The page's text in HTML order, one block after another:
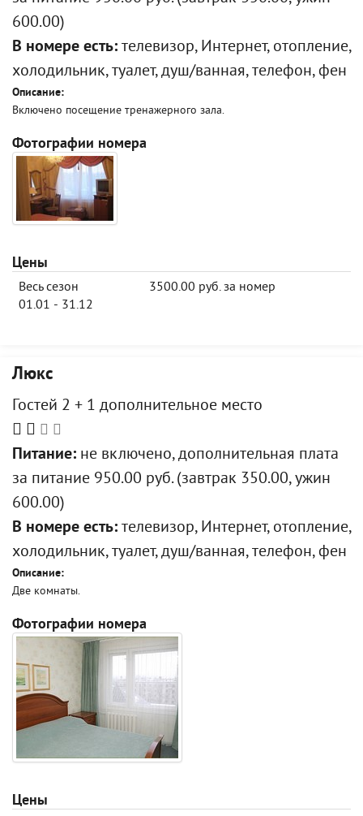
600.00)
В номере есть: телевизор, Интернет, отопление,
холодильник, туалет, душ/ванная, телефон, фен
Описание:
Включено посещение тренажерного зала.
Фотографии номера
Цены
Весь сезон
01.01 - 31.12
3500.00 руб. за номер
Люкс
Гостей 2 + 1 дополнительное место
Питание: не включено, дополнительная плата
за питание 950.00 руб. (завтрак 350.00, ужин
600.00)
В номере есть: телевизор, Интернет, отопление,
холодильник, туалет, душ/ванная, телефон, фен
Описание:
Две комнаты.
Фотографии номера
Цены